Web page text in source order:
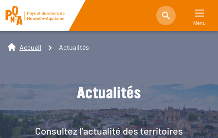
Menu
Accueil Actualités
Actualités
Consultez l’actualité des territoires